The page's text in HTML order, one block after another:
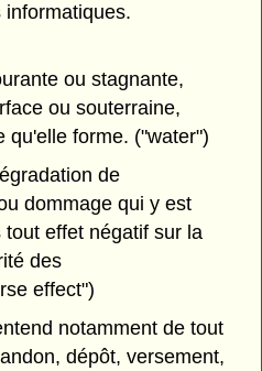
ou stagnante,
ou souterraine,
qu'elle forme. ("water")
de
dommage qui y est
effet négatif sur la
des
effect")
notamment de tout
dépôt, versement,